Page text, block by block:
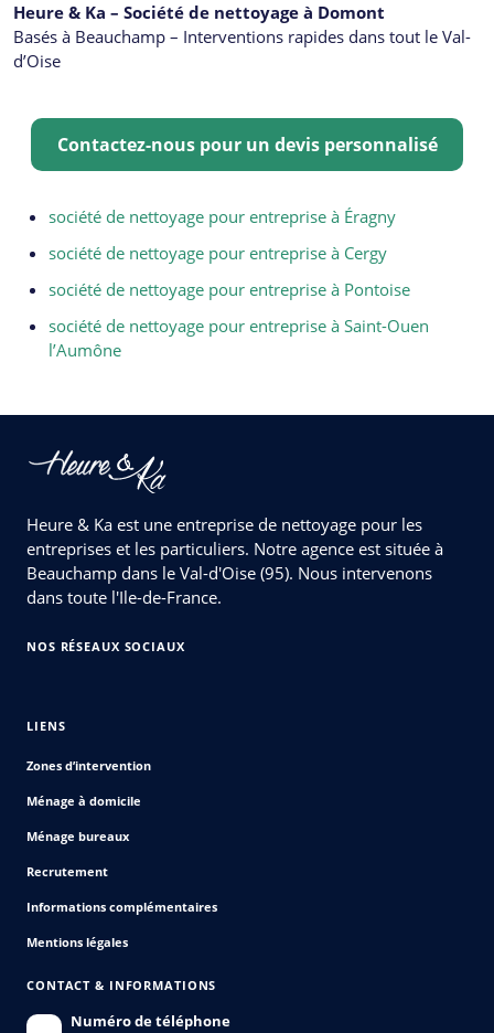
Heure & Ka – Société de nettoyage à Domont
Basés à Beauchamp – Interventions rapides dans tout le Val-
d’Oise
Contactez-nous pour un devis personnalisé
société de nettoyage pour entreprise à Éragny
société de nettoyage pour entreprise à Cergy
société de nettoyage pour entreprise à Pontoise
société de nettoyage pour entreprise à Saint-Ouen
l’Aumône
Heure & Ka est une entreprise de nettoyage pour les
entreprises et les particuliers. Notre agence est située à
Beauchamp dans le Val-d'Oise (95). Nous intervenons
dans toute l'Ile-de-France.
NOS RÉSEAUX SOCIAUX
LIENS
Zones d’intervention
Ménage à domicile
Ménage bureaux
Recrutement
Informations complémentaires
Mentions légales
CONTACT & INFORMATIONS
Numéro de téléphone